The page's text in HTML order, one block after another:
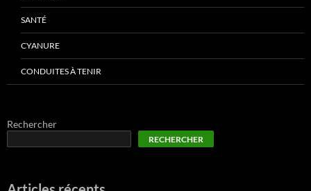
SANTÉ
CYANURE
CONDUITES À TENIR
Rechercher
RECHERCHER